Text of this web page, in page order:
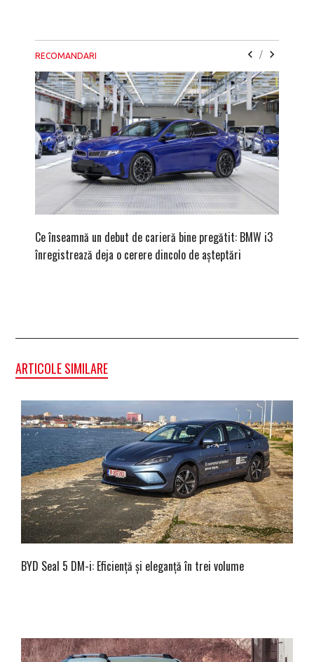
RECOMANDARI /
Ce înseamnă un debut de carieră bine pregătit: BMW i3
înregistrează deja o cerere dincolo de așteptări
ARTICOLE SIMILARE
BYD Seal 5 DM-i: Eficiență și eleganță în trei volume